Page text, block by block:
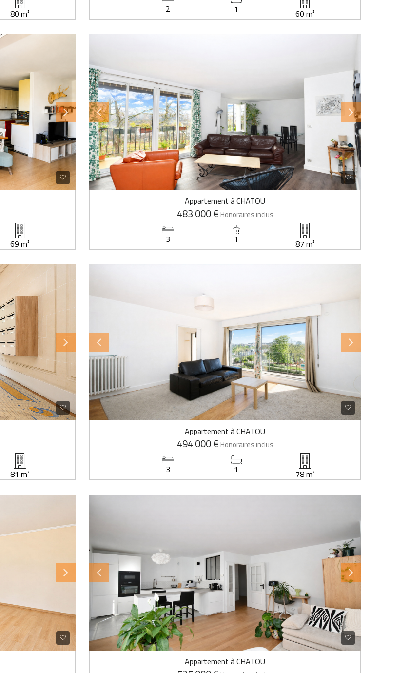
80 m² 2 1 60 m²
69 m²
Appartement à CHATOU
483 000 €Honoraires inclus
3 1 87 m²
81 m²
Appartement à CHATOU
494 000 €Honoraires inclus
3 1 78 m²
Appartement à CHATOU